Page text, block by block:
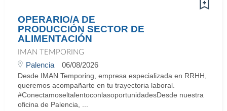
OPERARIO/A DE
PRODUCCIÓN SECTOR DE
ALIMENTACIÓN
IMAN TEMPORING
Palencia 06/08/2026
Desde IMAN Temporing, empresa especializada en RRHH,
queremos acompañarte en tu trayectoria laboral.
#ConectamoseltalentoconlasoportunidadesDesde nuestra
oficina de Palencia, ...